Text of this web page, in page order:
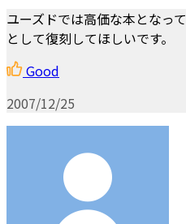
ユーズドでは高価な本となっ
として復刻してほしいです。
Good
2007/12/25